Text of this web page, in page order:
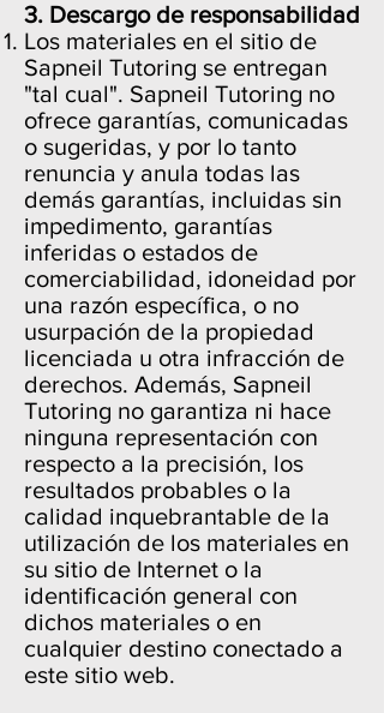
3. Descargo de responsabilidad
Los materiales en el sitio de
Sapneil Tutoring se entregan
"tal cual". Sapneil Tutoring no
ofrece garantías, comunicadas
o sugeridas, y por lo tanto
renuncia y anula todas las
demás garantías, incluidas sin
impedimento, garantías
inferidas o estados de
comerciabilidad, idoneidad por
una razón específica, o no
usurpación de la propiedad
licenciada u otra infracción de
derechos. Además, Sapneil
Tutoring no garantiza ni hace
ninguna representación con
respecto a la precisión, los
resultados probables o la
calidad inquebrantable de la
utilización de los materiales en
su sitio de Internet o la
identificación general con
dichos materiales o en
cualquier destino conectado a
este sitio web.